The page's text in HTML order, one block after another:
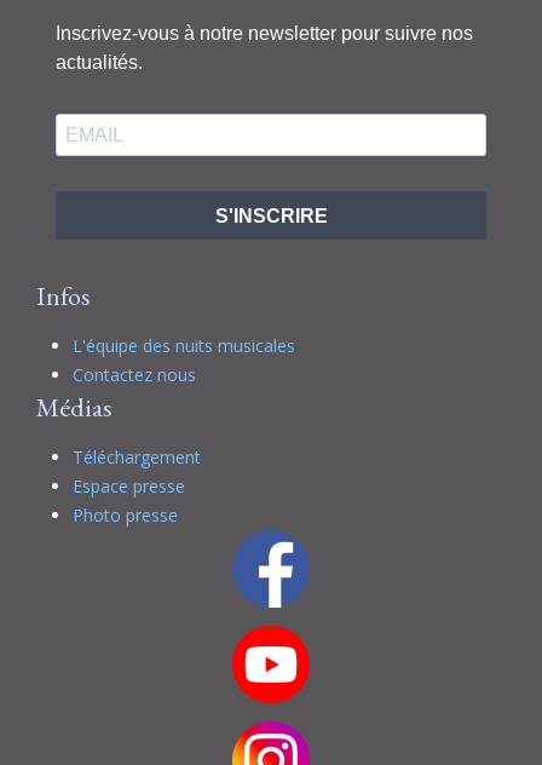
Inscrivez-vous à notre newsletter pour suivre nos
actualités.
S'INSCRIRE
Infos
L'équipe des nuits musicales
Contactez nous
Médias
Téléchargement
Espace presse
Photo presse